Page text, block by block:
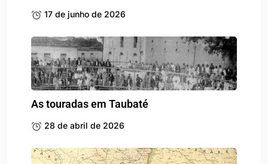
17 de junho de 2026
As touradas em Taubaté
28 de abril de 2026